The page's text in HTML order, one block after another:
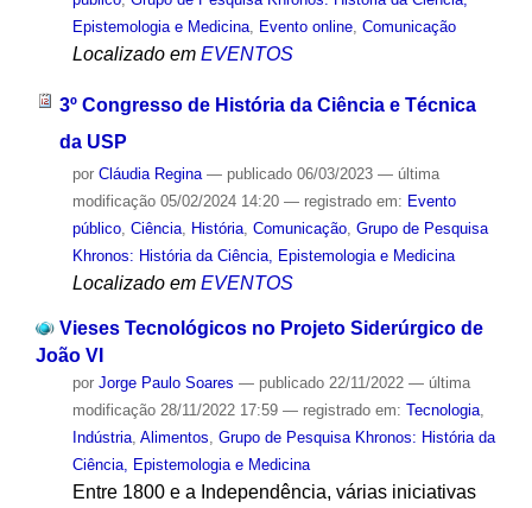
Epistemologia e Medicina, Evento online, Comunicação
Localizado em EVENTOS
3º Congresso de História da Ciência e Técnica
da USP
por Cláudia Regina — publicado06/03/2023 — última
modificação05/02/2024 14:20 — registrado em: Evento
público, Ciência, História, Comunicação, Grupo de Pesquisa
Khronos: História da Ciência, Epistemologia e Medicina
Localizado em EVENTOS
Vieses Tecnológicos no Projeto Siderúrgico de
João VI
por Jorge Paulo Soares — publicado22/11/2022 — última
modificação28/11/2022 17:59 — registrado em: Tecnologia,
Indústria, Alimentos, Grupo de Pesquisa Khronos: História da
Ciência, Epistemologia e Medicina
Entre 1800 e a Independência, várias iniciativas